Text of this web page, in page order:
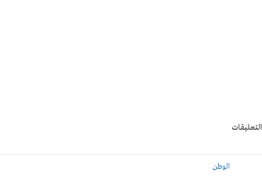
التعليقات
الوطن